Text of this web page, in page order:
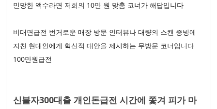
민망한 액수라면 저희의 10만 원 맞춤 코너가 해답입니다
비대면급전 번거로운 매장 방문 인터뷰나 대량의 스캔 증빙에
지친 현대인에게 혁신적 대안을 제시하는 무방문 코너입니다
100만원급전
신불자300대출 개인돈급전 시간에 쫓겨 피가 마